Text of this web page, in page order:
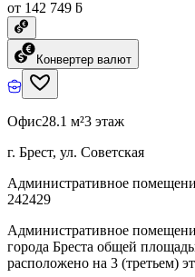
от 142 749 ƃ
Конвертер валют
Офис28.1 м²3 этаж
г. Брест, ул. Советская
Административное
242429
Административное
города Бреста общей
расположено на 3 (третьем)